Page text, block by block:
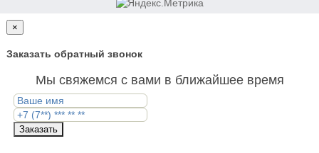
×
Заказать обратный звонок
Мы свяжемся с вами в ближайшее время
Заказать